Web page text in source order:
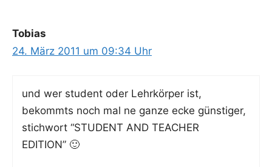
Tobias
24. März 2011 um 09:34 Uhr
und wer stu­dent oder Lehr­kör­per ist,
bekommts noch mal ne gan­ze ecke güns­ti­ger,
stich­wort “STUDENT AND TEACHER
EDITION” 🙂